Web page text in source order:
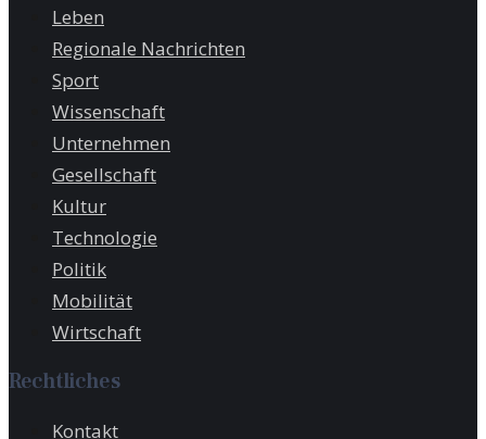
Leben
Regionale Nachrichten
Sport
Wissenschaft
Unternehmen
Gesellschaft
Kultur
Technologie
Politik
Mobilität
Wirtschaft
Rechtliches
Kontakt